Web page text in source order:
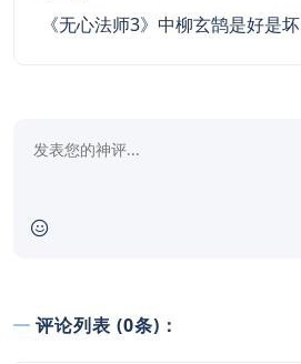
《无心法师3》中柳玄鹄是好是坏
评论列表 (0条)：